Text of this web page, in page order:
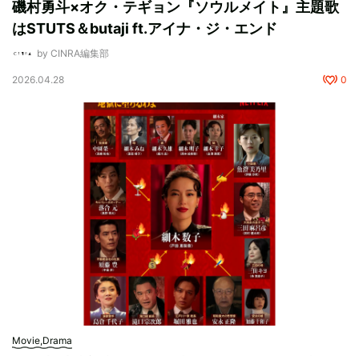
磯村勇斗×オク・テギョン『ソウルメイト』主題歌
はSTUTS＆butaji ft.アイナ・ジ・エンド
by CINRA編集部
2026.04.28 0
Movie,Drama